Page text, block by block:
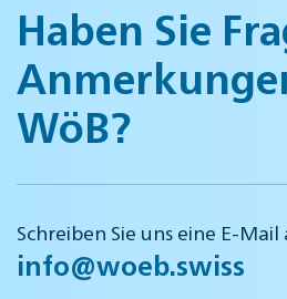
Haben Sie
WöB?
Schreiben Sie uns eine E-Mail
info@woeb.swiss